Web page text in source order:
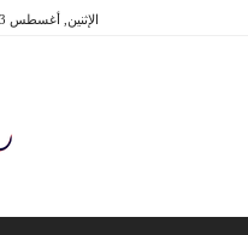
الإثنين, أغسطس 3, 2026